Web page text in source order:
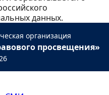
данных.
организация
просвещения»